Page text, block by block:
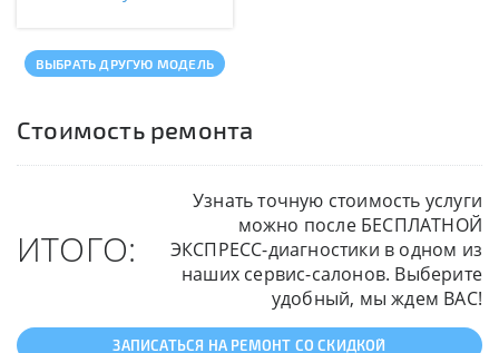
ВЫБРАТЬ ДРУГУЮ МОДЕЛЬ
Стоимость ремонта
ИТОГО:
Узнать точную стоимость услуги
можно после БЕСПЛАТНОЙ
ЭКСПРЕСС-диагностики в одном из
наших сервис-салонов. Выберите
удобный, мы ждем ВАС!
ЗАПИСАТЬСЯ НА РЕМОНТ СО СКИДКОЙ